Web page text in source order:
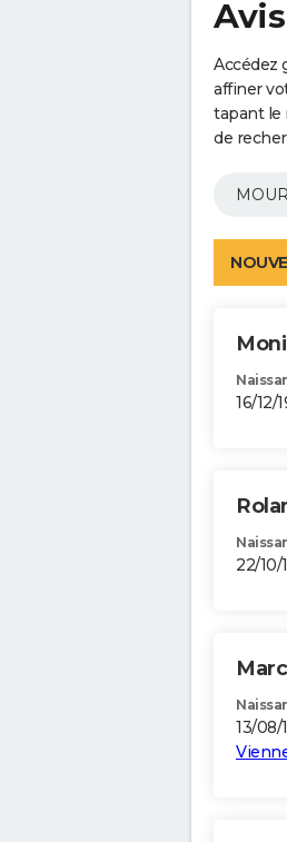
Accédez
affiner
tapant le
de
16/12/
22/10/
13/08/